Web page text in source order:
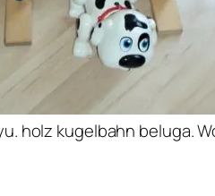
holz kugelbahn beluga.